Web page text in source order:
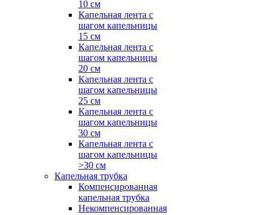
10 см
Капельная лента с
шагом капельницы
15 см
Капельная лента с
шагом капельницы
20 см
Капельная лента с
шагом капельницы
25 см
Капельная лента с
шагом капельницы
30 см
Капельная лента с
шагом капельницы
>30 см
Капельная трубка
Компенсированная
капельная трубка
Некомпенсированная